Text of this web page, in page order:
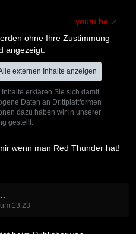
youtu.be
ohne Ihre Zustimmung
angezeigt.
externen Inhalte anzeigen
erklären Sie sich damit
Daten an Drittplattformen
dazu haben wir in unserer
gestellt.
wenn man Red Thunder hat!
13:23